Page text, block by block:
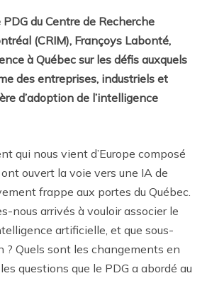
du Centre de Recherche
(CRIM), Françoys Labonté,
à Québec sur les défis auxquels
des entreprises, industriels et
d’adoption de l’intelligence
qui nous vient d’Europe composé
ont ouvert la voie vers une IA de
frappe aux portes du Québec.
nous arrivés à vouloir associer le
artificielle, et que sous-
Quels sont les changements en
questions que le PDG a abordé au